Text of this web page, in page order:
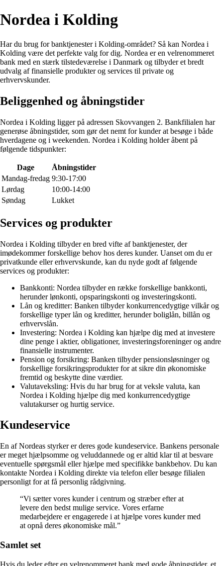
Nordea i Kolding
Har du brug for banktjenester i Kolding-området? Så kan Nordea i
Kolding være det perfekte valg for dig. Nordea er en velrenommeret
bank med en stærk tilstedeværelse i Danmark og tilbyder et bredt
udvalg af finansielle produkter og services til private og
erhvervskunder.
Beliggenhed og åbningstider
Nordea i Kolding ligger på adressen Skovvangen 2. Bankfilialen har
generøse åbningstider, som gør det nemt for kunder at besøge i både
hverdagene og i weekenden. Nordea i Kolding holder åbent på
følgende tidspunkter:
Dage
Åbningstider
Mandag-fredag 9:30-17:00
Lørdag
10:00-14:00
Søndag
Lukket
Services og produkter
Nordea i Kolding tilbyder en bred vifte af banktjenester, der
imødekommer forskellige behov hos deres kunder. Uanset om du er
privatkunde eller erhvervskunde, kan du nyde godt af følgende
services og produkter:
Bankkonti: Nordea tilbyder en række forskellige bankkonti,
herunder lønkonti, opsparingskonti og investeringskonti.
Lån og kreditter: Banken tilbyder konkurrencedygtige vilkår og
forskellige typer lån og kreditter, herunder boliglån, billån og
erhvervslån.
Investering: Nordea i Kolding kan hjælpe dig med at investere
dine penge i aktier, obligationer, investeringsforeninger og andre
finansielle instrumenter.
Pension og forsikring: Banken tilbyder pensionsløsninger og
forskellige forsikringsprodukter for at sikre din økonomiske
fremtid og beskytte dine værdier.
Valutaveksling: Hvis du har brug for at veksle valuta, kan
Nordea i Kolding hjælpe dig med konkurrencedygtige
valutakurser og hurtig service.
Kundeservice
En af Nordeas styrker er deres gode kundeservice. Bankens personale
er meget hjælpsomme og veluddannede og er altid klar til at besvare
eventuelle spørgsmål eller hjælpe med specifikke bankbehov. Du kan
kontakte Nordea i Kolding direkte via telefon eller besøge filialen
personligt for at få personlig rådgivning.
“Vi sætter vores kunder i centrum og stræber efter at
levere den bedst mulige service. Vores erfarne
medarbejdere er engagerede i at hjælpe vores kunder med
at opnå deres økonomiske mål.”
Samlet set
Hvis du leder efter en velrenommeret bank med gode åbningstider, et